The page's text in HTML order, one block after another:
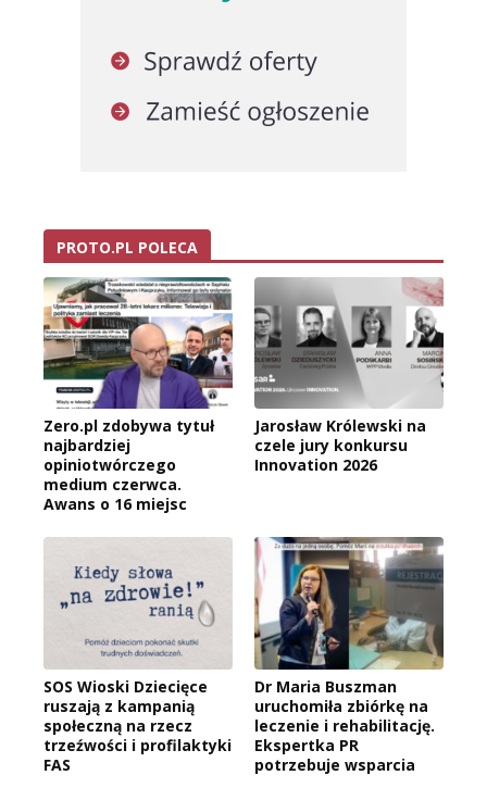
PROTO.PL POLECA
Zero.pl zdobywa tytuł
najbardziej
opiniotwórczego
medium czerwca.
Awans o 16 miejsc
Jarosław Królewski na
czele jury konkursu
Innovation 2026
SOS Wioski Dziecięce
ruszają z kampanią
społeczną na rzecz
trzeźwości i profilaktyki
FAS
Dr Maria Buszman
uruchomiła zbiórkę na
leczenie i rehabilitację.
Ekspertka PR
potrzebuje wsparcia